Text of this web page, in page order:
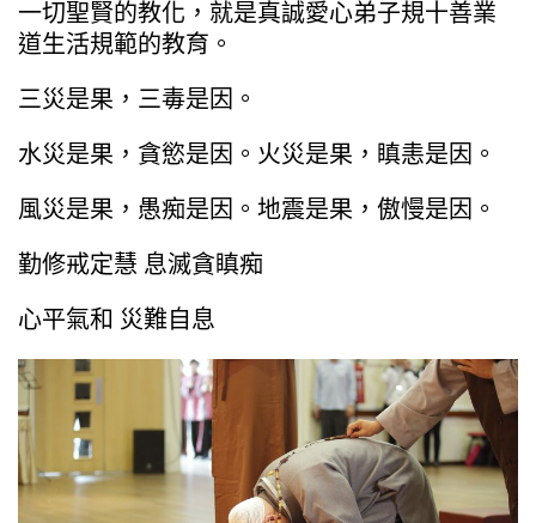
一切聖賢的教化，就是真誠愛心弟子規十善業
道生活規範的教育。
三災是果，三毒是因。
水災是果，貪慾是因。火災是果，瞋恚是因。
風災是果，愚痴是因。地震是果，傲慢是因。
勤修戒定慧 息滅貪瞋痴
心平氣和 災難自息